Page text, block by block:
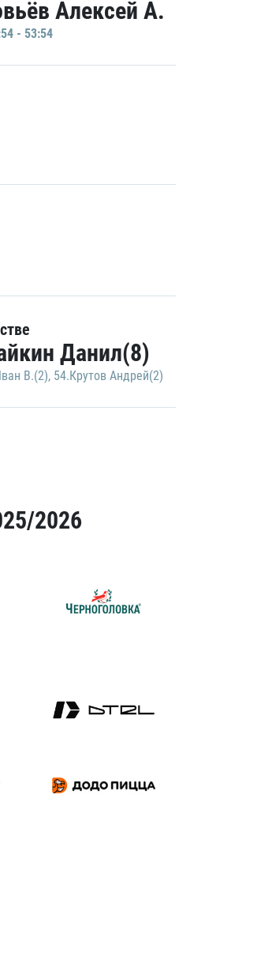
Алексей А.
- 53:54
Данил(8)
В.(2), 54.Крутов Андрей(2)
2026